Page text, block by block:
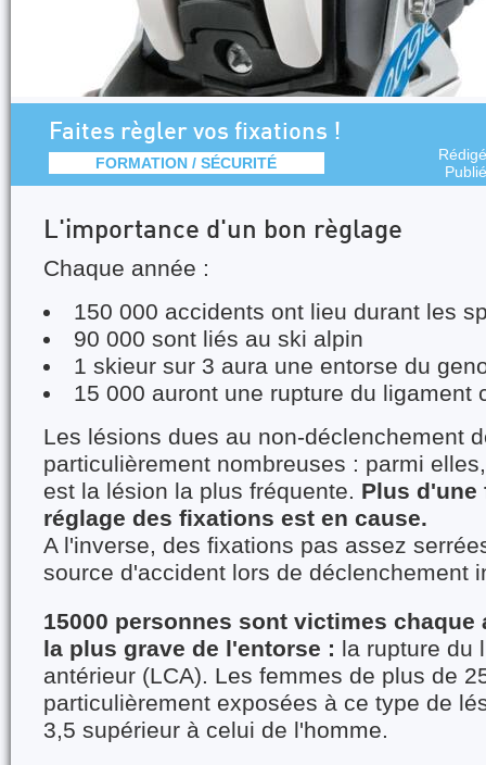
Faites règler vos fixations !
FORMATION / SÉCURITÉ
L'importance d'un bon règlage
Chaque année :
150 000 accidents ont lieu durant les
90 000 sont liés au ski alpin
1 skieur sur 3 aura une entorse du
15 000 auront une rupture du ligament
Les lésions dues au non-déclenchement
particulièrement nombreuses : parmi
est la lésion la plus fréquente. Plus d'une
réglage des fixations est en cause.
A l'inverse, des fixations pas assez
source d'accident lors de déclenchement
15000 personnes sont victimes chaque
la plus grave de l'entorse : la rupture du
antérieur (LCA). Les femmes de plus de
particulièrement exposées à ce type de
3,5 supérieur à celui de l'homme.